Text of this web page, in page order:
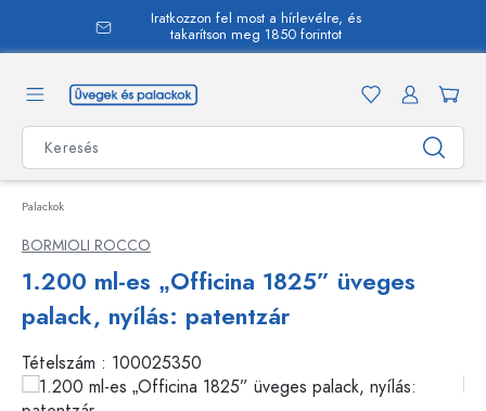
Iratkozzon fel most a hírlevélre, és
takarítson meg 1850 forintot
Palackok
BORMIOLI ROCCO
1.200 ml-es „Officina 1825” üveges
palack, nyílás: patentzár
Tételszám : 100025350